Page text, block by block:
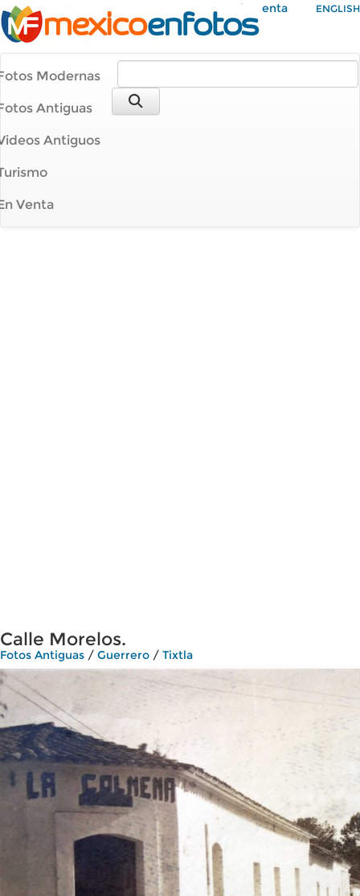
Mi Cuenta ENGLISH
Modernas
Antiguas
Antiguos
Venta
Calle Morelos.
Fotos Antiguas / Guerrero / Tixtla